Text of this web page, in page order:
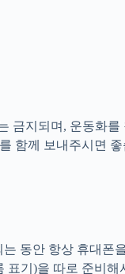
금지되며, 운동화를
함께 보내주시면 좋
동안 항상 휴대폰
기)을 따로 준비해